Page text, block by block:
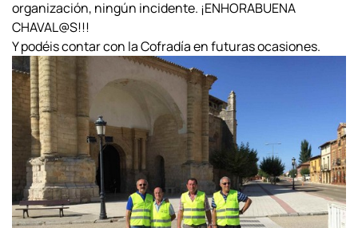
organización, ningún incidente. ¡ENHORABUENA
CHAVAL@S!!!
Y podéis contar con la Cofradía en futuras ocasiones.